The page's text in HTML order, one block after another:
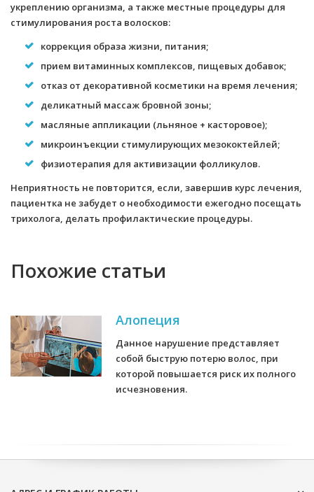
укреплению организма, а также местные процедуры для
стимулирования роста волосков:
коррекция образа жизни, питания;
прием витаминных комплексов, пищевых добавок;
отказ от декоративной косметики на время лечения;
деликатный массаж бровной зоны;
масляные аппликации (льняное + касторовое);
микроинъекции стимулирующих мезококтейлей;
физиотерапия для активизации фолликулов.
Неприятность не повторится, если, завершив курс лечения,
пациентка не забудет о необходимости ежегодно посещать
трихолога, делать профилактические процедуры.
Похожие статьи
Алопеция
Данное нарушение представляет
собой быструю потерю волос, при
которой повышается риск их полного
исчезновения.